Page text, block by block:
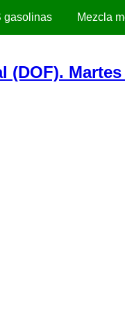
gasolinas Mezcla